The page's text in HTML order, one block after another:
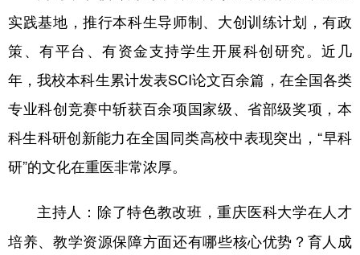
实践基地，推行本科生导师制、大创训练计划，有政
策、有平台、有资金支持学生开展科创研究。近几
年，我校本科生累计发表SCI论文百余篇，在全国各类
专业科创竞赛中斩获百余项国家级、省部级奖项，本
科生科研创新能力在全国同类高校中表现突出，“早科
研”的文化在重医非常浓厚。
主持人：除了特色教改班，重庆医科大学在人才
培养、教学资源保障方面还有哪些核心优势？育人成